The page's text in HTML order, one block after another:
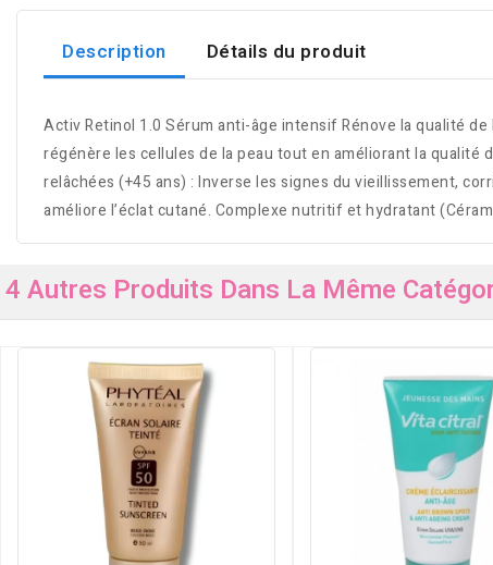
Description Détails du produit
Activ Retinol 1.0 Sérum anti-âge intensif Rénove la qualité
régénère les cellules de la peau tout en améliorant la
relâchées (+45 ans) : Inverse les signes du vieillissement,
améliore l’éclat cutané. Complexe nutritif et hydratant
4 Autres Produits Dans La Même